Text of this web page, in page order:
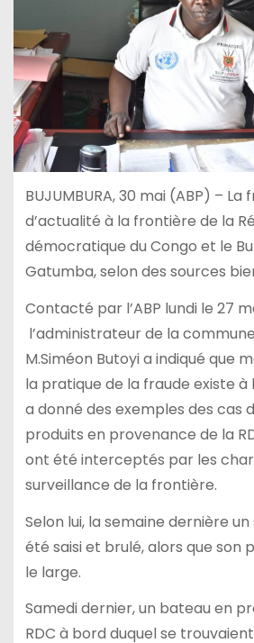
BUJUMBURA, 30 mai (ABP) –
d’actualité à la frontière de la
démocratique du Congo et le
Gatumba, selon des sources
Contacté par l’ABP lundi le 27
l’administrateur de la
M.Siméon Butoyi a indiqué que
la pratique de la fraude existe
a donné des exemples des cas
produits en provenance de la
ont été interceptés par les
surveillance de la frontière.
Selon lui, la semaine dernière
été saisi et brulé, alors que son
le large.
Samedi dernier, un bateau en
RDC à bord duquel se